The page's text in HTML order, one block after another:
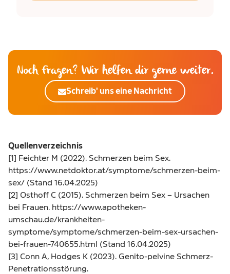
Noch Fragen? Wir helfen dir gerne weiter.
Schreib' uns eine Nachricht
Quellenverzeichnis
[1] Feichter M (2022). Schmerzen beim Sex.
https://www.netdoktor.at/symptome/schmerzen-beim-
sex/ (Stand 16.04.2025)
[2] Osthoff C (2015). Schmerzen beim Sex – Ursachen
bei Frauen. https://www.apotheken-
umschau.de/krankheiten-
symptome/symptome/schmerzen-beim-sex-ursachen-
bei-frauen-740655.html
(Stand 16.04.2025)
[3] Conn A, Hodges K (2023). Genito-pelvine Schmerz-
Penetrationsstörung.